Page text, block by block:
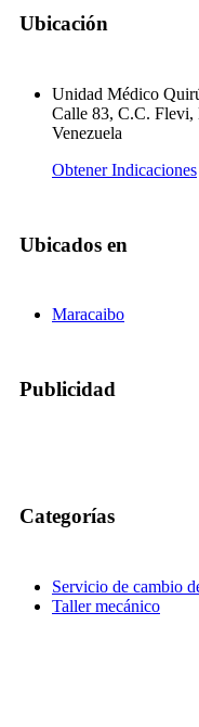
Ubicación
Unidad Médico
Calle 83, C.C. Flevi,
Venezuela
Obtener Indicaciones
Ubicados en
Maracaibo
Publicidad
Categorías
Servicio de cambio
Taller mecánico